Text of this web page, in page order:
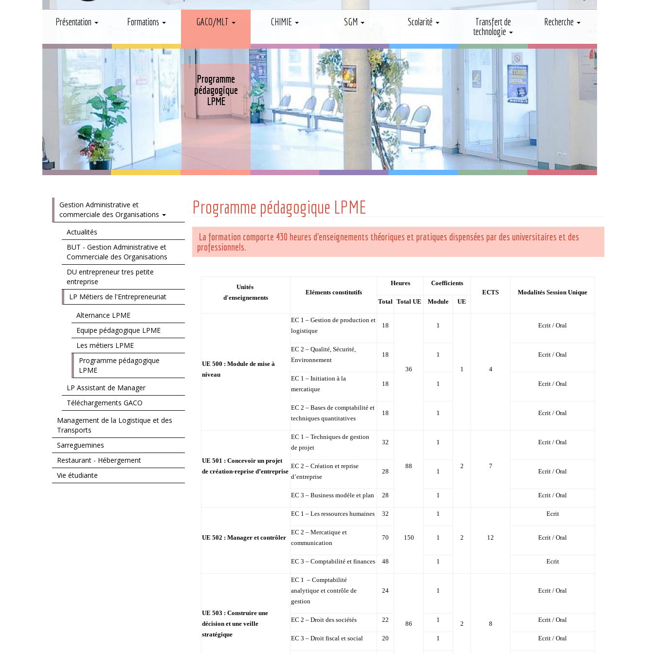
navigation
Présentation Formations GACO/MLT CHIMIE SGM Scolarité
Transfert de
technologie
Recherche
Bienvenue à l'IUT Moselle Est
Menu
Gestion Administrative et
commerciale des Organisations
Actualités
BUT - Gestion Administrative et
Commerciale des Organisations
DU entrepreneur tres petite
entreprise
LP Métiers de l'Entrepreneuriat
Alternance LPME
Equipe pédagogique LPME
Les métiers LPME
Programme pédagogique
LPME
LP Assistant de Manager
Téléchargements GACO
Management de la Logistique et des
Transports
Sarreguemines
Restaurant - Hébergement
Vie étudiante
Programme
pédagogique
LPME
Programme pédagogique LPME
La formation comporte 430 heures d'enseignements théoriques et pratiques dispensées par des universitaires et des
professionnels.
Unités
d'enseignements
Eléments constitutifs
Heures
Coefficients
ECTS
Modalités Session Unique
Total Total UE Module UE
UE 500 : Module de mise à
niveau
EC 1 – Gestion de production et
logistique
18
36
1
1 4
Ecrit / Oral
EC 2 – Qualité, Sécurité,
Environnement
18 1 Ecrit / Oral
EC 1 – Initiation à la
mercatique
18 1 Ecrit / Oral
EC 2 – Bases de comptabilité et
techniques quantitatives
18 1 Ecrit / Oral
UE 501 : Concevoir un projet
de création-reprise d’entreprise
EC 1 – Techniques de gestion
de projet
32
88
1
2 7
Ecrit / Oral
EC 2 – Création et reprise
d’entreprise
28 1 Ecrit / Oral
EC 3 – Business modèle et plan 28 1 Ecrit / Oral
UE 502 : Manager et contrôler
EC 1 – Les ressources humaines 32
150
1
2 12
Ecrit
EC 2 – Mercatique et
communication
70 1 Ecrit / Oral
EC 3 – Comptabilité et finances 48 1 Ecrit
UE 503 : Construire une
décision et une veille
stratégique
EC 1 – Comptabilité
analytique et contrôle de
gestion
24
86
1
2 8
Ecrit / Oral
EC 2 – Droit des sociétés 22 1 Ecrit / Oral
EC 3 – Droit fiscal et social 20 1 Ecrit / Oral